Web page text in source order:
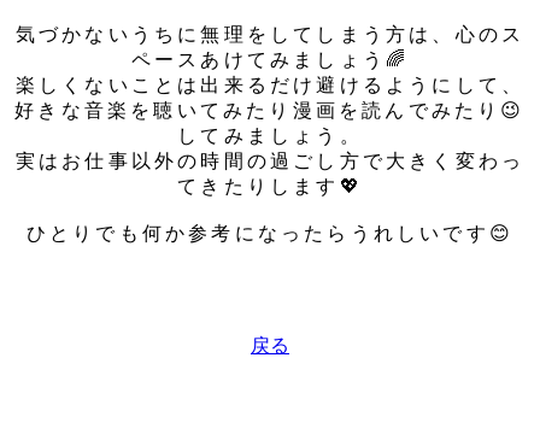
気づかないうちに無理をしてしまう方は、心のス
ペースあけてみましょう🌈
楽しくないことは出来るだけ避けるようにして、
好きな音楽を聴いてみたり漫画を読んでみたり😉
してみましょう。
実はお仕事以外の時間の過ごし方で大きく変わっ
てきたりします💖
ひとりでも何か参考になったらうれしいです😊
戻る